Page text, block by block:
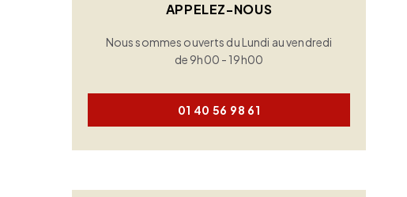
APPELEZ-NOUS
Nous sommes ouverts du Lundi au vendredi
de 9h00 - 19h00
01 40 56 98 61